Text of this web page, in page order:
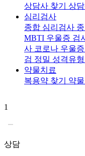
상담사 찾기 상
심리검사
종합 심리검사
MBTI 우울증 검
사 코로나 우울
검 정밀 성격유
약물치료
복용약 찾기 약
1
상담